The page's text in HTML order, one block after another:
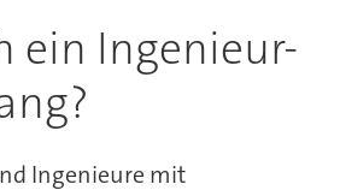
ein Ingenieur-
Ingenieure mit